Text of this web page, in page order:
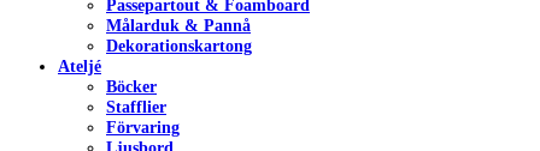
Passepartout & Foamboard
Målarduk & Pannå
Dekorationskartong
Ateljé
Böcker
Stafflier
Förvaring